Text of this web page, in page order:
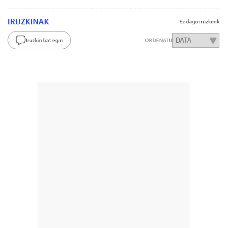
IRUZKINAK Ez dago iruzkinik
Iruzkin bat egin ORDENATU